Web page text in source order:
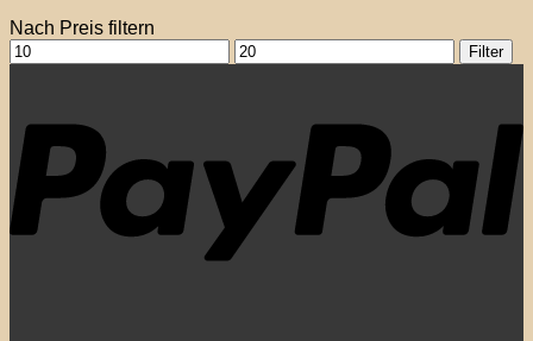
Nach Preis filtern
Min.
Preis
Max.
Preis
Filter